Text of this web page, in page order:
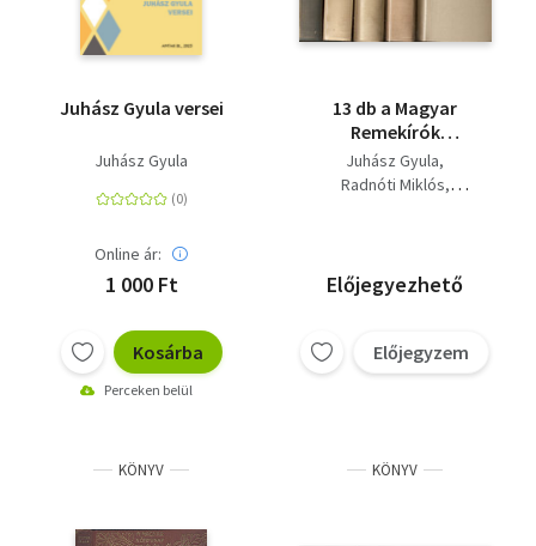
Juhász Gyula versei
Juhász Gyula
Online ár:
1 000 Ft
Kosárba
Perceken belül
13 db a Magyar
Remekírók
sorozatból: Juhász
Gyula válogatott
Erdély, Timár Virgil fia
- Halálfiai - Válogatott
Zord idő, Nyolc
regény, Kölcsey Ferenc
Juhász Gyula
Radnóti Miklós
Kemény Zsigmond
Jókai Mór Tóth Árpád
Kaffka Margit
Előjegyezhető
Előjegyzem
KÖNYV KÖNYV